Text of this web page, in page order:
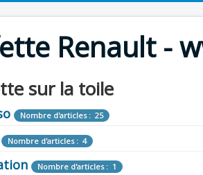
Renault -
sur la toile
Nombre d'articles : 25
Nombre d'articles : 4
Nombre d'articles : 1